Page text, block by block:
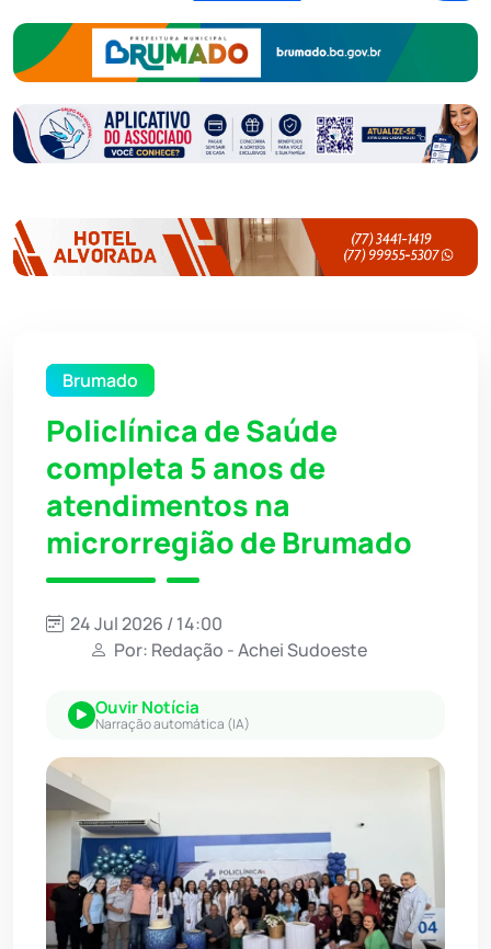
Brumado
Policlínica de Saúde
completa 5 anos de
atendimentos na
microrregião de Brumado
24 Jul 2026 / 14:00
Por: Redação - Achei Sudoeste
Ouvir Notícia
Narração automática (IA)